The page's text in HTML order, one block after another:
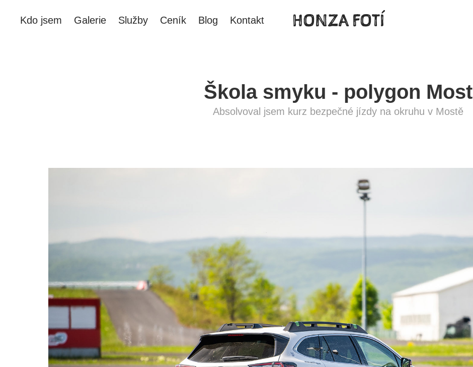
Kdo jsem Galerie Služby Ceník Blog Kontakt HONZA FOTÍ
Škola smyku - polygon Most
Absolvoval jsem kurz bezpečné jízdy na okruhu v Mostě